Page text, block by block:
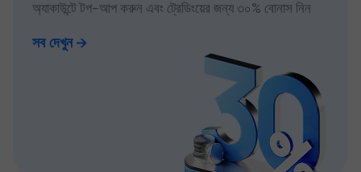
অ্যাকাউন্টে টপ-আপ করুন এবং ট্রেডিংয়ের জন্য ৩০% বোনাস নিন
সব দেখুন